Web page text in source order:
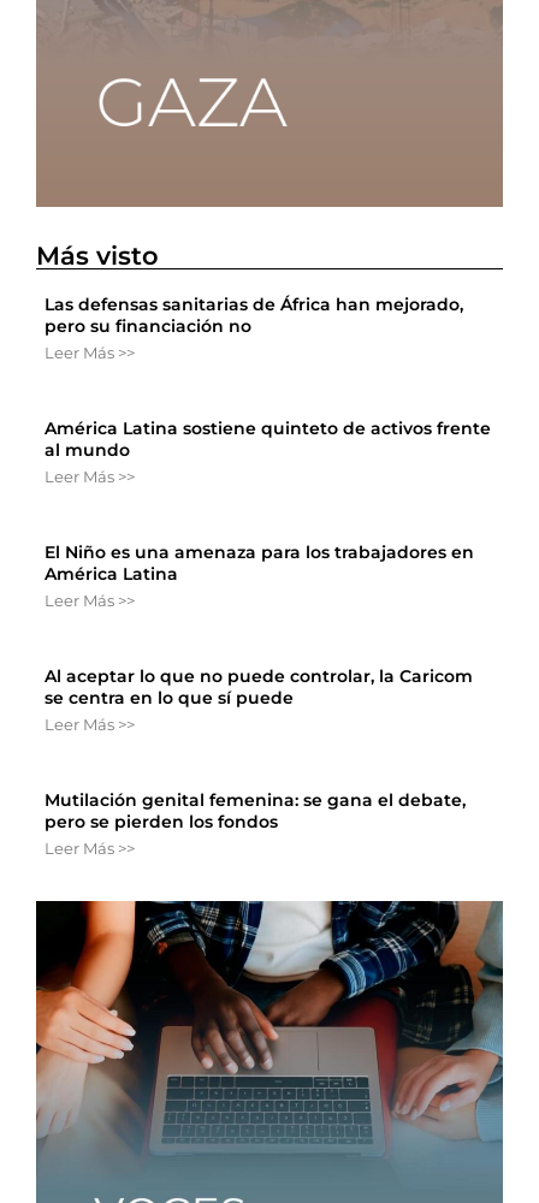
Más visto
Las defensas sanitarias de África han mejorado,
pero su financiación no
Leer Más >>
América Latina sostiene quinteto de activos frente
al mundo
Leer Más >>
El Niño es una amenaza para los trabajadores en
América Latina
Leer Más >>
Al aceptar lo que no puede controlar, la Caricom
se centra en lo que sí puede
Leer Más >>
Mutilación genital femenina: se gana el debate,
pero se pierden los fondos
Leer Más >>